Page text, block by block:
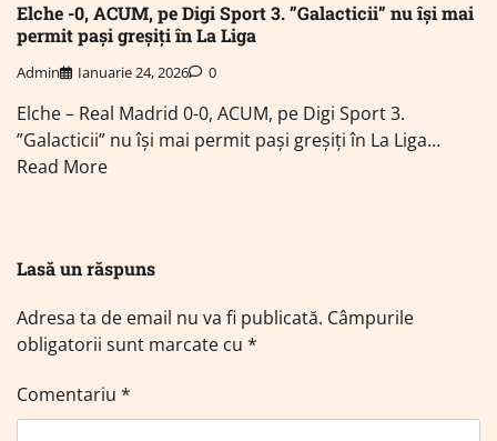
Elche -0, ACUM, pe Digi Sport 3. ”Galacticii” nu își mai
permit pași greșiți în La Liga
Admin Ianuarie 24, 2026 0
Elche – Real Madrid 0-0, ACUM, pe Digi Sport 3.
”Galacticii” nu își mai permit pași greșiți în La Liga…
Read More
Lasă un răspuns
Adresa ta de email nu va fi publicată. Câmpurile
obligatorii sunt marcate cu *
Comentariu *